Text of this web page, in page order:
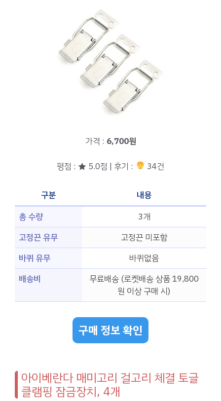
가격 : 6,700원
평점 : ★ 5.0점 | 후기 : 34건
구분
내용
총 수량
3개
고정끈 유무
고정끈 미포함
바퀴 유무
바퀴없음
배송비
무료배송 (로켓배송 상품 19,800
원 이상 구매 시)
구매 정보 확인
아이베란다 매미고리 걸고리 체결 토글
클램핑 잠금장치, 4개